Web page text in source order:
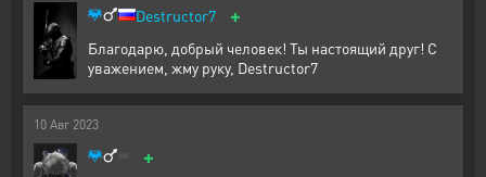
Destructor7 +
Благодарю, добрый человек! Ты настоящий друг! С
уважением, жму руку, Destructor7
10 Авг 2023
+